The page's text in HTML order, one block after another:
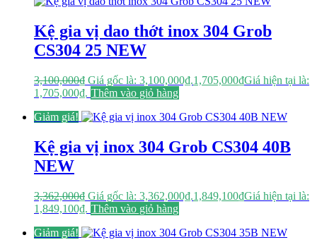
Kệ gia vị dao thớt inox 304 Grob
CS304 25 NEW
3,100,000₫ Giá gốc là: 3,100,000₫.1,705,000₫Giá hiện tại là:
1,705,000₫. Thêm vào giỏ hàng
Giảm giá!
Kệ gia vị inox 304 Grob CS304 40B
NEW
3,362,000₫ Giá gốc là: 3,362,000₫.1,849,100₫Giá hiện tại là:
1,849,100₫. Thêm vào giỏ hàng
Giảm giá!